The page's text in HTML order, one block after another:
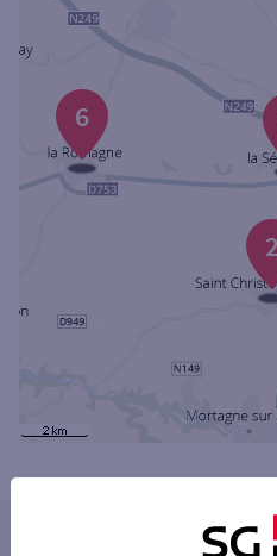
6
2
Les distributeurs/